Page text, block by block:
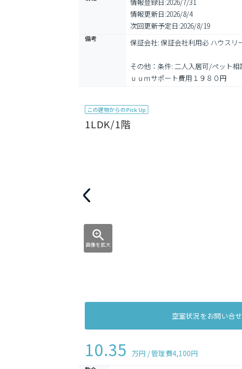
情報登録日:2026/7/31
情報更新日:2026/8/4
次回更新予定日:2026/8/19
備考 保証会社: 保証会社利用必 ハウス
その他：条件: 二人入居可/ペット
ｕｕｍサポート費用１９８０円
この建物からのPick Up
1LDK/1階
画像を拡大
空室状況をお問い合せ
10.35 万円 / 管理費4,100円